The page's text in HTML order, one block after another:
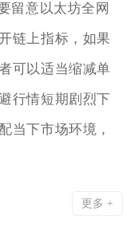
留意以太坊全网
链上指标，如果
可以适当缩减单
行情短期剧烈下
当下市场环境，
更多 +